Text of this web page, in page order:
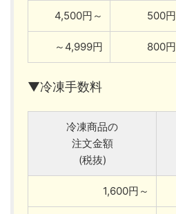
4,500円～ 500円
～4,999円 800円
▼冷凍手数料
冷凍商品の
注文金額
(税抜)
1,600円～